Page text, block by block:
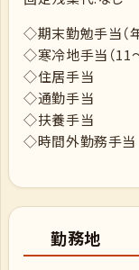
◇期末勤勉手当（
◇寒冷地手当（11
◇住居手当
◇通勤手当
◇扶養手当
◇時間外勤務手当
勤務地